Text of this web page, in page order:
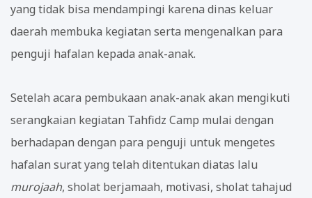
yang tidak bisa mendampingi karena dinas keluar
daerah membuka kegiatan serta mengenalkan para
penguji hafalan kepada anak-anak.
Setelah acara pembukaan anak-anak akan mengikuti
serangkaian kegiatan Tahfidz Camp mulai dengan
berhadapan dengan para penguji untuk mengetes
hafalan surat yang telah ditentukan diatas lalu
murojaah, sholat berjamaah, motivasi, sholat tahajud